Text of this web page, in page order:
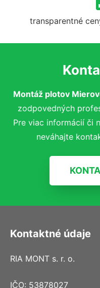
transparentné
Montáž plotov
zodpovedných
Pre viac informácií či
neváhajte
Kontaktné údaje
RIA MONT s. r. o.
IČO: 53878027